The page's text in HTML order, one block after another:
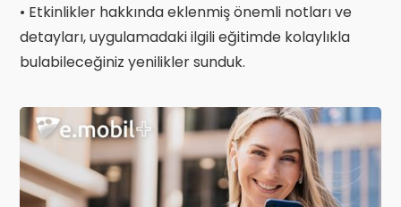
• Etkinlikler hakkında eklenmiş önemli notları ve
detayları, uygulamadaki ilgili eğitimde kolaylıkla
bulabileceğiniz yenilikler sunduk.